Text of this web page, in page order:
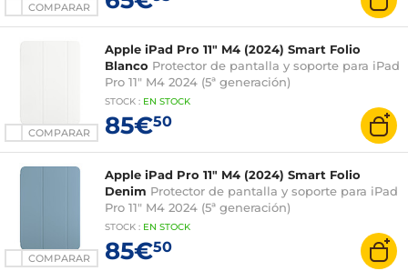
COMPARAR
COMPARAR
Apple iPad Pro 11" M4 (2024) Smart Folio
Blanco Protector de pantalla y soporte para iPad
Pro 11" M4 2024 (5ª generación)
STOCK : EN STOCK
85€50
COMPARAR
Apple iPad Pro 11" M4 (2024) Smart Folio
Denim Protector de pantalla y soporte para iPad
Pro 11" M4 2024 (5ª generación)
STOCK : EN STOCK
85€50